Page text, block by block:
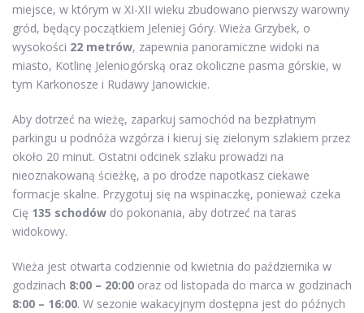
miejsce, w którym w XI-XII wieku zbudowano pierwszy warowny
gród, będący początkiem Jeleniej Góry. Wieża Grzybek, o
wysokości 22 metrów, zapewnia panoramiczne widoki na
miasto, Kotlinę Jeleniogórską oraz okoliczne pasma górskie, w
tym Karkonosze i Rudawy Janowickie.
Aby dotrzeć na wieżę, zaparkuj samochód na bezpłatnym
parkingu u podnóża wzgórza i kieruj się zielonym szlakiem przez
około 20 minut. Ostatni odcinek szlaku prowadzi na
nieoznakowaną ścieżkę, a po drodze napotkasz ciekawe
formacje skalne. Przygotuj się na wspinaczkę, ponieważ czeka
Cię 135 schodów do pokonania, aby dotrzeć na taras
widokowy.
Wieża jest otwarta codziennie od kwietnia do października w
godzinach 8:00 – 20:00 oraz od listopada do marca w godzinach
8:00 – 16:00. W sezonie wakacyjnym dostępna jest do późnych